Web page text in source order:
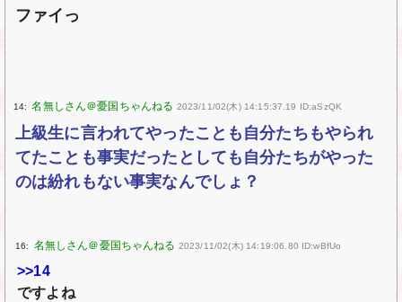
ファイっ
14: 2023/11/02(木) 14:15:37.19 ID:aSzQK
上級生に言われてやったことも自分たちもやられ
てたことも事実だったとしても自分たちがやった
のは紛れもない事実なんでしょ？
16: 2023/11/02(木) 14:19:06.80 ID:wBfUo
>>14
ですよね